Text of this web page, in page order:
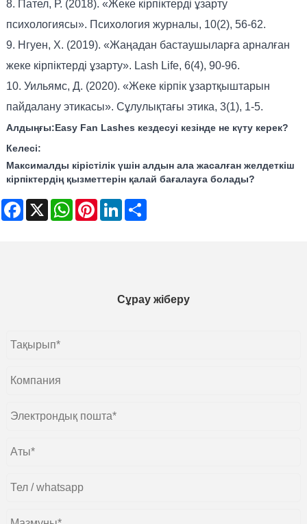
8. Пател, Р. (2018). «Жеке кірпіктерді ұзарту
психологиясы». Психология журналы, 10(2), 56-62.
9. Нгуен, Х. (2019). «Жаңадан бастаушыларға арналған
жеке кірпіктерді ұзарту». Lash Life, 6(4), 90-96.
10. Уильямс, Д. (2020). «Жеке кірпік ұзартқыштарын
пайдалану этикасы». Сұлулықтағы этика, 3(1), 1-5.
Алдыңғы:Easy Fan Lashes кездесуі кезінде не күту керек?
Келесі:
Максималды кірістілік үшін алдын ала жасалған желдеткіш
кірпіктердің қызметтерін қалай бағалауға болады?
Facebook
X WhatsAppPinterestLinkedIn
Сұрау жіберу